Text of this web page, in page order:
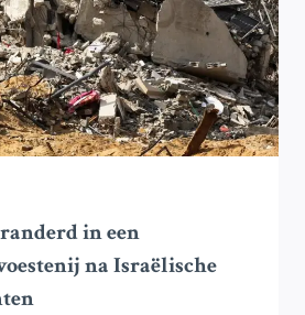
in een
na Israëlische